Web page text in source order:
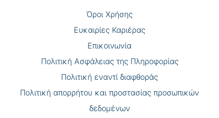
Όροι Χρήσης
Eυκαιρίες Καριέρας
Επικοινωνία
Πολιτική Ασφάλειας της Πληροφορίας
Πολιτική εναντί διαφθοράς
Πολιτική απορρήτου και προστασίας προσωπικών
δεδομένων